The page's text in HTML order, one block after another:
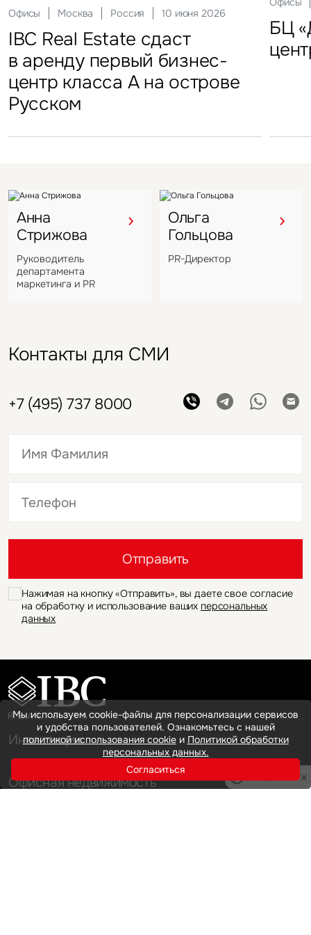
Офисы Москва Россия 10 июня 2026
IBC Real Estate сдаст
в аренду первый бизнес-
центр класса А на острове
Русском
БЦ
FFF group – новый резидент
«Атлант-Парк»
Гостиницы Москва Россия 18 ноября 2025
Новый Crocus Fitness
Петровский парк откроется
в отеле Hyatt Regency
Инвестиции Москва Россия 22 мая 2025
Один из крупнейших
гостиничных комплексов
Подмосковья перешел
под управление компании
29
«Солнце Москвы», ВДНХ
Анна
Стрижова
Руководитель
департамента
маркетинга и PR
Ольга
Гольцова
PR-Директор
Контакты для СМИ
+7 (495) 737 8000
Отправить
Нажимая на кнопку «Отправить», вы даете свое согласие
на обработку и использование ваших персональных
данных
Инвестиции
Офисная недвижимость
Мы используем cookie-файлы для персонализации сервисов
и удобства пользователей. Ознакомьтесь с нашей
политикой использования cookieи Политикой обработки
персональных данных.
Согласиться